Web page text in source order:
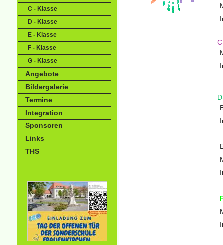
C - Klasse
D - Klasse
E - Klasse
F - Klasse
G - Klasse
Angebote
Bildergalerie
Termine
Integration
Sponsoren
Links
THS